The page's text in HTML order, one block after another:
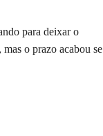
para deixar o
o prazo acabou se